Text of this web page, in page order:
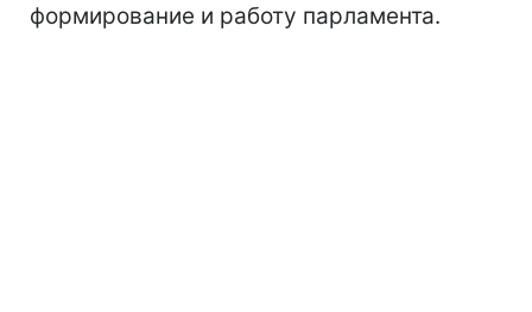
формирование и работу парламента.